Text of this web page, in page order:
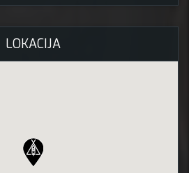
LOKACIJA